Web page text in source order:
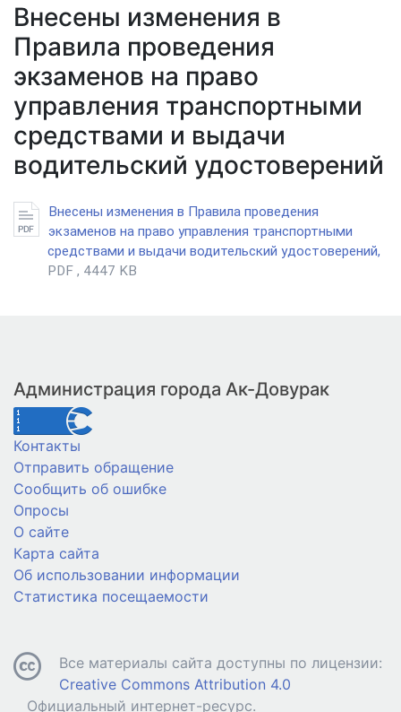
Внесены изменения в
Правила проведения
экзаменов на право
управления транспортными
средствами и выдачи
водительский удостоверений
Внесены изменения в Правила проведения
экзаменов на право управления транспортными
средствами и выдачи водительский удостоверений,
PDF , 4447 KB
Администрация города Ак-Довурак
Контакты
Отправить обращение
Сообщить об ошибке
Опросы
О сайте
Карта сайта
Об использовании информации
Статистика посещаемости
Все материалы сайта доступны по лицензии:
Creative Commons Attribution 4.0
Официальный интернет-ресурс.